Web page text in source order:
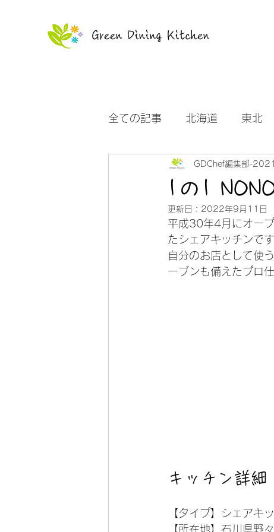
Green Dining Kitchen
全ての記事 北海道 東北
お知らせ
1の1
GDChef編集部
更新日： 2022年9月11日
平成30年4月にオー
たシェアキッチンで
自分のお店として使
ーブンも備えたプロ
キッチン詳細
【タイプ】シェアキ
【所在地】石川県野